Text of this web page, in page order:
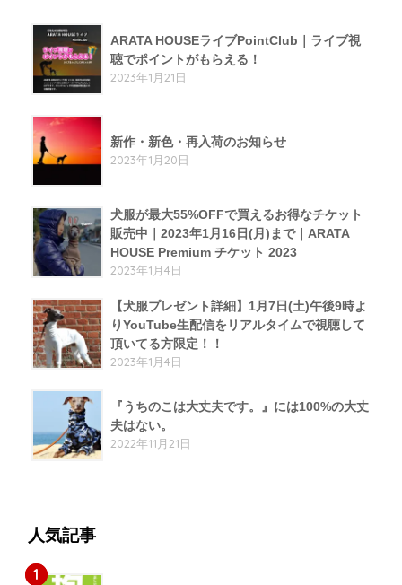
ARATA HOUSEライブPointClub｜ライブ視
聴でポイントがもらえる！
2023年1月21日
新作・新色・再入荷のお知らせ
2023年1月20日
犬服が最大55%OFFで買えるお得なチケット
販売中｜2023年1月16日(月)まで｜ARATA
HOUSE Premium チケット 2023
2023年1月4日
【犬服プレゼント詳細】1月7日(土)午後9時よ
りYouTube生配信をリアルタイムで視聴して
頂いてる方限定！！
2023年1月4日
『うちのこは大丈夫です。』には100%の大丈
夫はない。
2022年11月21日
人気記事
1